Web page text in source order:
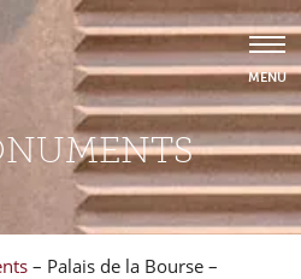
– Palais de la Bourse –